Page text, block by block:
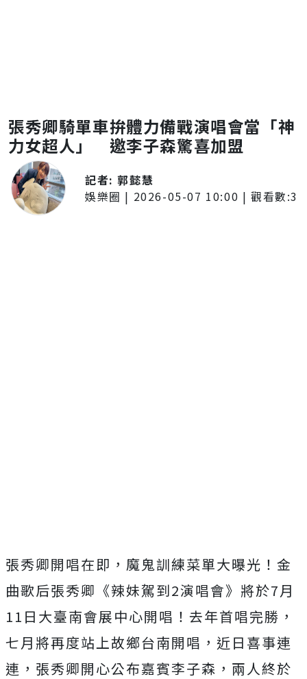
張秀卿騎單車拚體力備戰演唱會當「神
力女超人」 邀李子森驚喜加盟
記者:郭懿慧
娛樂圈 | 2026-05-07 10:00 | 觀看數:3
張秀卿開唱在即，魔鬼訓練菜單大曝光！金
曲歌后張秀卿《辣妹駕到2演唱會》將於7月
11 日大臺南會展中心開唱！去年首唱完勝，
七月將再度站上故鄉台南開唱，近日喜事連
連， 張秀卿開心公布嘉賓李子森，兩人終於